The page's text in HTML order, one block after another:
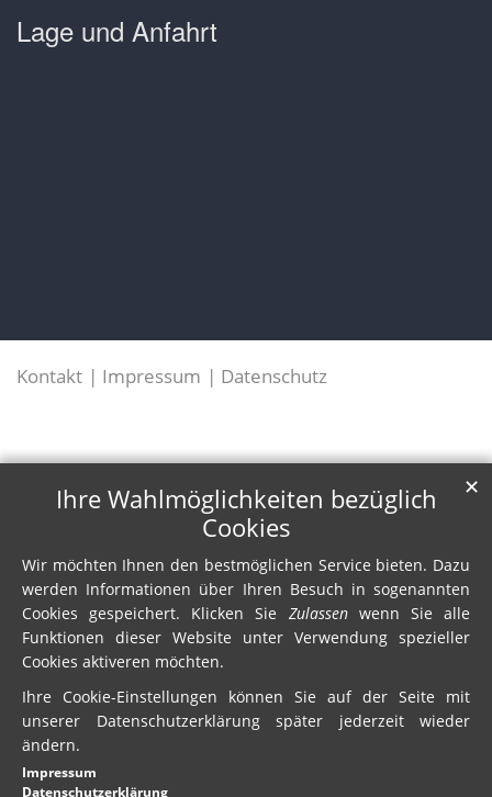
Lage und Anfahrt
Kontakt Impressum Datenschutz
Ihre Wahlmöglichkeiten bezüglich
Cookies
Wir möchten Ihnen den bestmöglichen Service bieten. Dazu
werden Informationen über Ihren Besuch in sogenannten
Cookies gespeichert. Klicken Sie Zulassenwenn Sie alle
Funktionen dieser Website unter Verwendung spezieller
Cookies aktiveren möchten.
Ihre Cookie-Einstellungen können Sie auf der Seite mit
unserer Datenschutzerklärung später jederzeit wieder
ändern.
✕
Impressum
Datenschutzerklärung